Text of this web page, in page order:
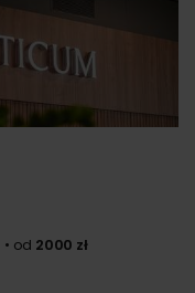
od 2000 zł